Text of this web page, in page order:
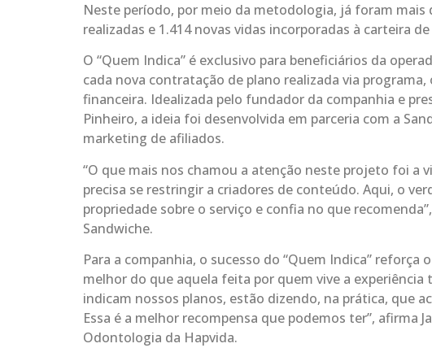
Neste período, por meio da metodologia, já foram
realizadas e 1.414 novas vidas incorporadas à carteira
O “Quem Indica” é exclusivo para beneficiários da
cada nova contratação de plano realizada via
financeira. Idealizada pelo fundador da companhia e
Pinheiro, a ideia foi desenvolvida em parceria com a
marketing de afiliados.
“O que mais nos chamou a atenção neste projeto foi a
precisa se restringir a criadores de conteúdo. Aqui, o
propriedade sobre o serviço e confia no que
Sandwiche.
Para a companhia, o sucesso do “Quem Indica” reforça
melhor do que aquela feita por quem vive a
indicam nossos planos, estão dizendo, na prática, que
Essa é a melhor recompensa que podemos ter”, afirma
Odontologia da Hapvida.